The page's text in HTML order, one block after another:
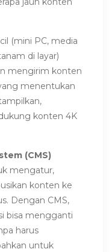
(mini PC, media
di layar)
mengirim konten
menentukan
konten 4K
(CMS)
mengatur,
konten ke
Dengan CMS,
bisa mengganti
harus
untuk